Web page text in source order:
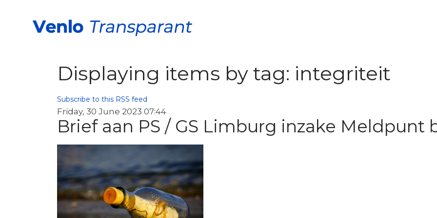
Displaying items by tag: integriteit
Subscribe to this RSS feed
Friday, 30 June 2023 07:44
Brief aan PS / GS Limburg inzake Meldpunt